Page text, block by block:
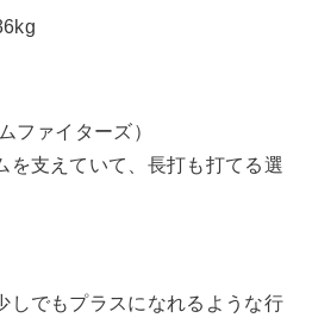
ファイターズ）
を支えていて、長打も打てる選
しでもプラスになれるような行